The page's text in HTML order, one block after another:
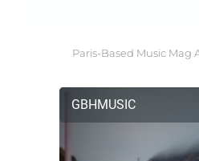
Paris-Based Music Mag